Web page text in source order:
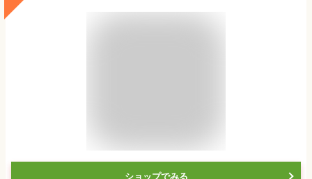
ショップでみる